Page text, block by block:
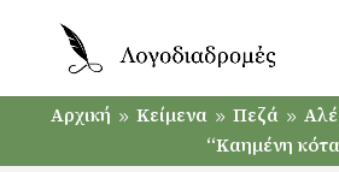
Αρχική 9 Κείμενα 9 Πεζά 9
“Καημένη